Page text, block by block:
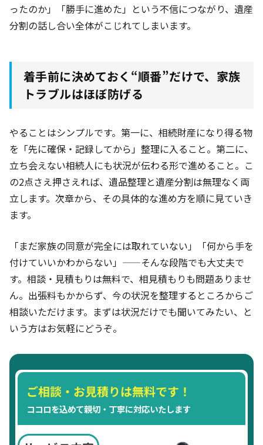
ったのか」「勝手に進めた」という不信につながり、遺産
分割の話し合い全体がこじれてしまいます。
着手前に決めておく“順番”だけで、家族
トラブルはほぼ防げる
やることはシンプルです。第一に、相続財産になり得る物
を「先に確保・記録してから」整理に入ること。第二に、
立ち会えない相続人にも状況が伝わる形で進めること。こ
の2点さえ押さえれば、遺品整理と遺産分割は無理なく両
立します。次章から、その具体的な進め方を順に見ていき
ます。
「まだ家族の同意が完全には取れていない」「何から手を
付けていいかわからない」——そんな段階でも大丈夫で
す。相談・見積もりは無料で、相見積もりも問題ありませ
ん。出張料もかからず、今の状況を整理するところからご
相談いただけます。まずは状況だけでも聞いてみたい、と
いう方はお気軽にどうぞ。
ご相談・お見積りは無料です！
ココロを込めて親切・丁寧に対応いたします